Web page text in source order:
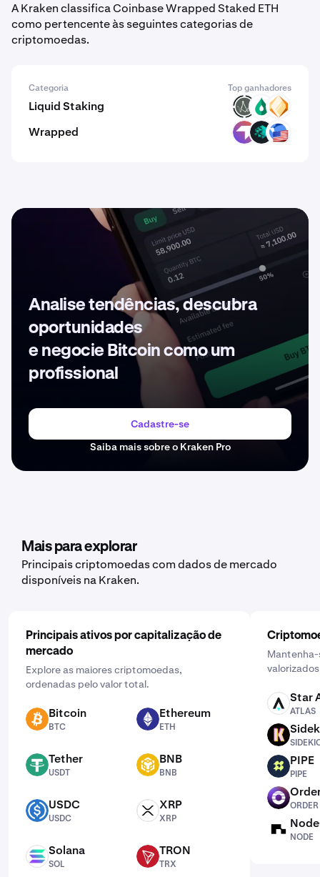
A Kraken classifica Coinbase Wrapped Staked ETH
como pertencente às seguintes categorias de
criptomoedas.
Categoria Top ganhadores
Liquid Staking SCORAI STNXM FLP.1
Wrapped WEVER WIOTX USTC
Analise tendências, descubra
oportunidades
e negocie Bitcoin como um
profissional
Cadastre-se
Saiba mais sobre o Kraken Pro
Mais para explorar
Principais criptomoedas com dados de mercado
disponíveis na Kraken.
Principais ativos por capitalização de
mercado
Explore as maiores criptomoedas,
ordenadas pelo valor total.
BTC Bitcoin
BTC
ETH Ethereum
ETH
USDT Tether
USDT
BNB BNB
BNB
USDC USDC
USDC
XRP XRP
XRP
SOL Solana
SOL
TRX TRON
TRX
ATLAS Star
ATLAS
SIDEKICK
PIPE PIPE
PIPE
ORDER
ORDER
NODE
NODE